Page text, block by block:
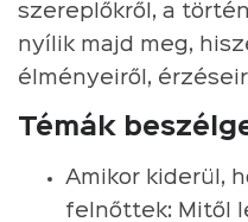
szereplőkről, a
nyílik majd meg,
élményeiről,
Témák
Amikor kiderül,
felnőttek: Mitől